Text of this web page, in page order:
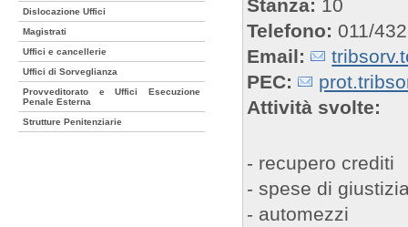
Stanza: 10
Telefono:011/
Email:
PEC:
Attività svolte:
- recupero crediti
- spese di
- automezzi
Dislocazione Uffici
Magistrati
Uffici e cancellerie
Uffici di Sorveglianza
Provveditorato e Uffici Esecuzione
Penale Esterna
Strutture Penitenziarie